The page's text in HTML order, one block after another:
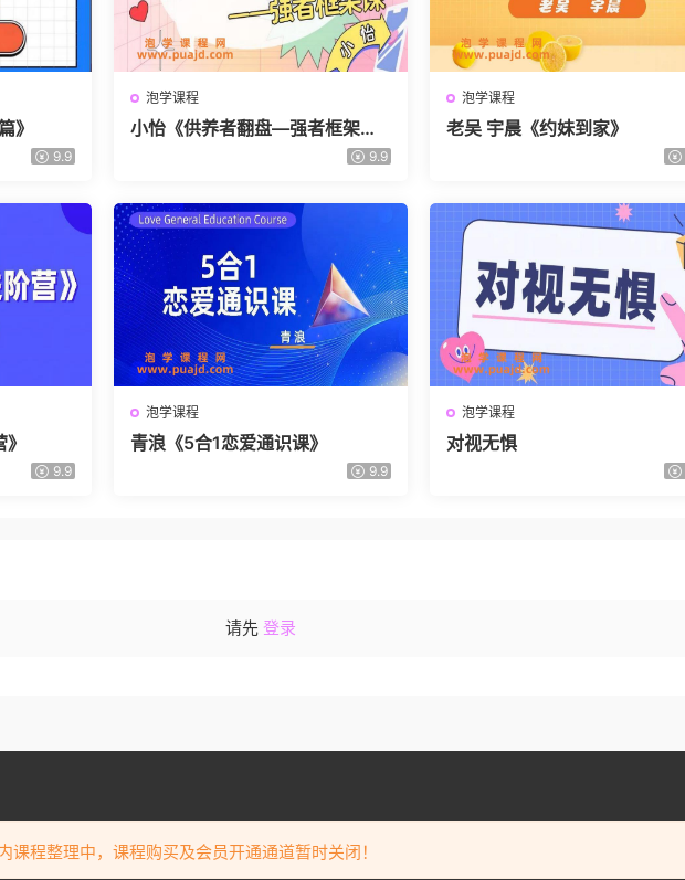
》
9.9
泡学课程
小怡《供养者翻盘—强者框架
9.9
泡学课程
老吴 宇晨《约妹到家》
9.9
泡学课程
青浪《5合1恋爱通识课》
9.9
泡学课程
对视无惧
请先 登录
welcome to
课程整理中，课程购买及会员开通通道暂时关闭！